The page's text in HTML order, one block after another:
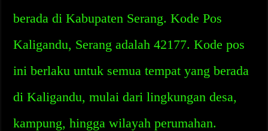
berada di Kabupaten Serang. Kode Pos
Kaligandu, Serang adalah 42177. Kode pos
ini berlaku untuk semua tempat yang berada
di Kaligandu, mulai dari lingkungan desa,
kampung, hingga wilayah perumahan.